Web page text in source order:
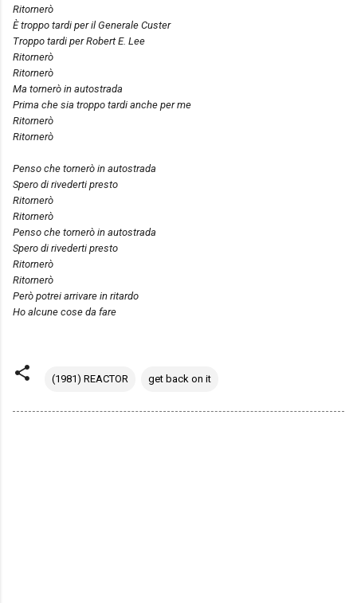
Ritornerò
È troppo tardi per il Generale Custer
Troppo tardi per Robert E. Lee
Ritornerò
Ritornerò
Ma tornerò in autostrada
Prima che sia troppo tardi anche per me
Ritornerò
Ritornerò
Penso che tornerò in autostrada
Spero di rivederti presto
Ritornerò
Ritornerò
Penso che tornerò in autostrada
Spero di rivederti presto
Ritornerò
Ritornerò
Però potrei arrivare in ritardo
Ho alcune cose da fare
(1981) REACTOR get back on it